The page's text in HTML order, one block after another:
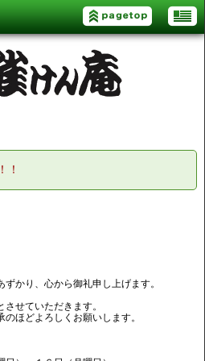
！
かり、心から御礼申し上げます。
せていただきます。
ほどよろしくお願いします。